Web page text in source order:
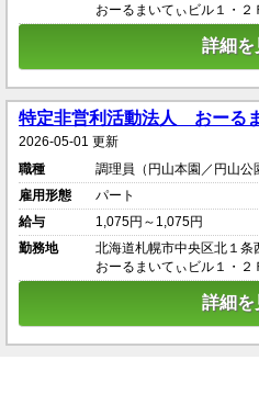
おーるまいてぃビル１・２
詳細を
特定非営利活動法人 おーる
2026-05-01 更新
職種
調理員（円山本園／円山公
雇用形態
パート
給与
1,075円～1,075円
勤務地
北海道札幌市中央区北１
おーるまいてぃビル１・２
詳細を